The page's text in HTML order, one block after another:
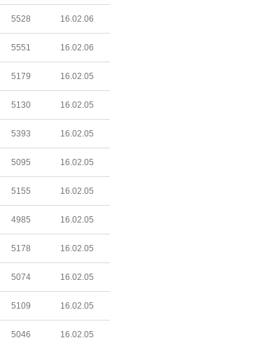
5528 16.02.06
5551 16.02.06
5179 16.02.05
5130 16.02.05
5393 16.02.05
5095 16.02.05
5155 16.02.05
4985 16.02.05
5178 16.02.05
5074 16.02.05
5109 16.02.05
5046 16.02.05